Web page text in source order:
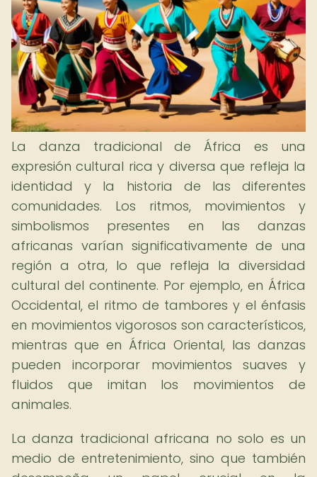
La danza tradicional de África es una
expresión cultural rica y diversa que refleja la
identidad y la historia de las diferentes
comunidades. Los ritmos, movimientos y
simbolismos presentes en las danzas
africanas varían significativamente de una
región a otra, lo que refleja la diversidad
cultural del continente. Por ejemplo, en África
Occidental, el ritmo de tambores y el énfasis
en movimientos vigorosos son característicos,
mientras que en África Oriental, las danzas
pueden incorporar movimientos suaves y
fluidos que imitan los movimientos de
animales.
La danza tradicional africana no solo es un
medio de entretenimiento, sino que también